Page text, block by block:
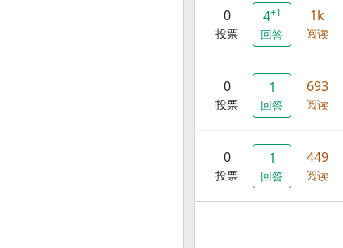
0
投票
4+1
回答
1k
阅读
0
投票
1
回答
693
阅读
0
投票
1
回答
449
阅读